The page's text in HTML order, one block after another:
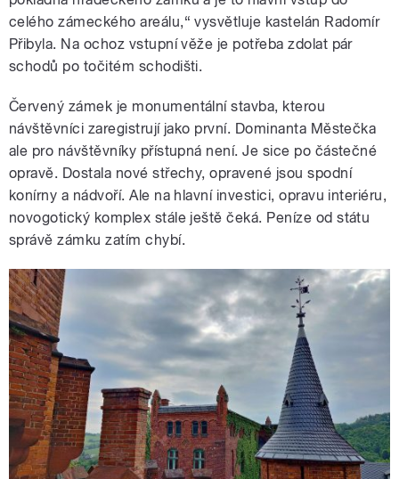
celého zámeckého areálu,“ vysvětluje kastelán Radomír
Přibyla. Na ochoz vstupní věže je potřeba zdolat pár
schodů po točitém schodišti.
Červený zámek je monumentální stavba, kterou
návštěvníci zaregistrují jako první. Dominanta Městečka
ale pro návštěvníky přístupná není. Je sice po částečné
opravě. Dostala nové střechy, opravené jsou spodní
konírny a nádvoří. Ale na hlavní investici, opravu interiéru,
novogotický komplex stále ještě čeká. Peníze od státu
správě zámku zatím chybí.